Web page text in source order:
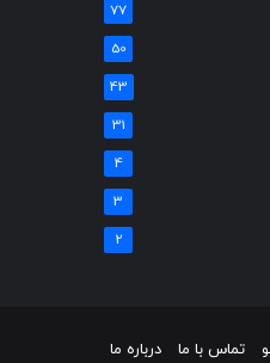
77
50
43
31
4
3
2
تماس با ما درباره ما